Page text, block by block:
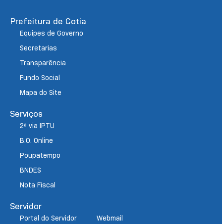
Prefeitura de Cotia
Equipes de Governo
Secretarias
Transparência
Fundo Social
Mapa do Site
Serviços
2ª via IPTU
B.O. Online
Poupatempo
BNDES
Nota Fiscal
Servidor
Portal do Servidor Webmail